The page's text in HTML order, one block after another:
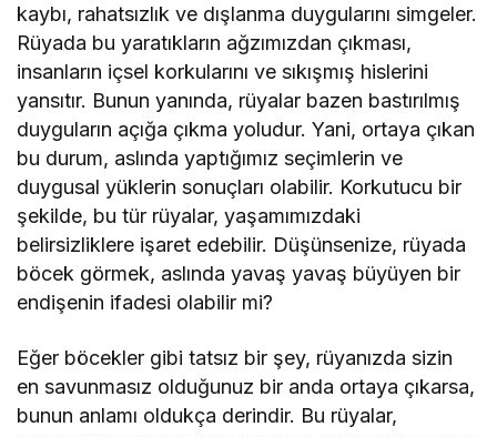
kaybı, rahatsızlık ve dışlanma duygularını simgeler.
Rüyada bu yaratıkların ağzımızdan çıkması,
insanların içsel korkularını ve sıkışmış hislerini
yansıtır. Bunun yanında, rüyalar bazen bastırılmış
duyguların açığa çıkma yoludur. Yani, ortaya çıkan
bu durum, aslında yaptığımız seçimlerin ve
duygusal yüklerin sonuçları olabilir. Korkutucu bir
şekilde, bu tür rüyalar, yaşamımızdaki
belirsizliklere işaret edebilir. Düşünsenize, rüyada
böcek görmek, aslında yavaş yavaş büyüyen bir
endişenin ifadesi olabilir mi?
Eğer böcekler gibi tatsız bir şey, rüyanızda sizin
en savunmasız olduğunuz bir anda ortaya çıkarsa,
bunun anlamı oldukça derindir. Bu rüyalar,